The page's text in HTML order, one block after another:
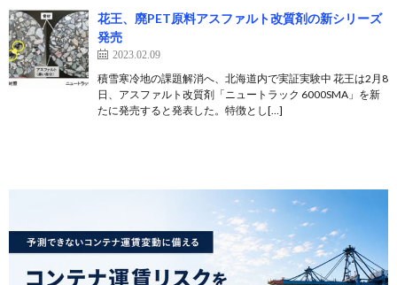
花王、廃PET原料アスファルト改質剤の新シリーズ
発売
2023.02.09
積雪寒冷地の課題解消へ、北海道内で実証実験中 花王は2月8
日、アスファルト改質剤「ニュートラック 6000SMA」を新
たに発売すると発表した。特徴とし[…]